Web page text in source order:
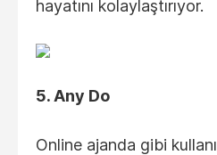
hayatını kolaylaştırıyor.
5. Any Do
Online ajanda gibi